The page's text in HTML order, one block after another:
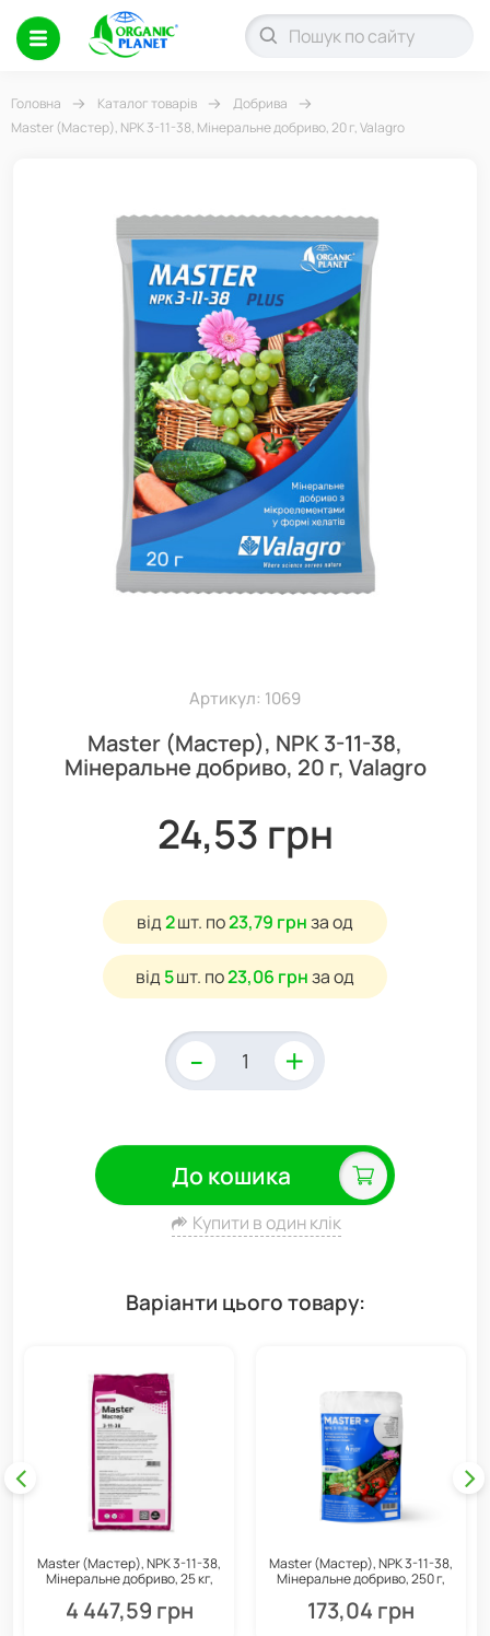
Головна Каталог товарів
Добрива
Master (Мастер), NPK 3-11-38, Мінеральне добриво, 20 г, Valagro
Артикул: 1069
Master (Мастер), NPK 3-11-38,
Мінеральне добриво, 20 г, Valagro
24,53 грн
від2шт. по23,79 грнза од
від 5шт. по23,06 грнза од
- +
До кошика
Купити в один клік
Варіанти цього товару:
Master (Мастер), NPK 3-11-38,
Мінеральне добриво, 25 кг,
4 447,59 грн
Master (Мастер), NPK 3-11-38,
Мінеральне добриво, 250 г,
173,04 грн